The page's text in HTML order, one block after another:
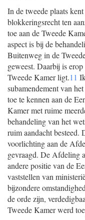
In de tweede plaats
blokkeringsrecht ten
toe aan de Tweede
aspect is bij de
Buitenweg in de
geweest. Daarbij is
Tweede Kamer ligt.11
subamendement van
toe te kennen aan de
Kamer met ruime
behandeling van het
ruim aandacht besteed.
voorlichting aan de
gevraagd. De Afdeling
andere positie van de
vaststellen van
bijzondere
de orde zijn,
Tweede Kamer werd